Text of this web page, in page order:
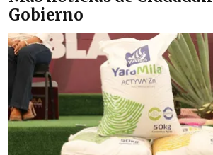
Gobierno